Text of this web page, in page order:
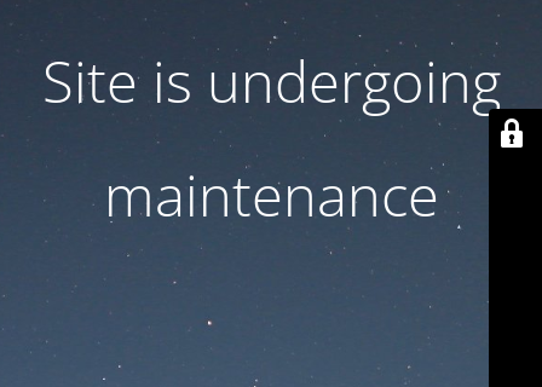
Site is undergoing
maintenance